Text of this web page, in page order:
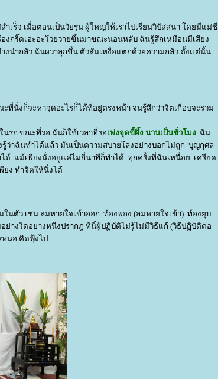
ำเร็จ เมื่อตอนเป็นวัยรุ่น ผู้ใหญ่ให้เราไปเรียนวิปัสสนา โดยมีแม่ชี
กรี๊ดเอะอะโวยวายขึ้นมาขณะนอนหลับ ฉันรู้สึกเหมือนมีเสียง
งน่ากลัว ฉันผวาลุกขึ้น ตัวสั่นเหงื่อแตกด้วยความกลัว ตั้งแต่นั้น
นั่งก็จะหาจุดอะไรก็ได้ที่อยู่ตรงหน้า จนรู้สึกว่าจิตเกือบจะรวม
รถ ขณะที่รอ ฉันก็ใช้เวลาที่รอเพ่งจุดขี้ผึ้ง นานเป็นชั่วโมง ฉัน
ว่าฉันทำได้แล้ว มันเป็นความสบายโล่งอย่างบอกไม่ถูก บุญกุศล
ด้ แม้เพียงนั่งอยู่แค่ไม่กี่นาทีก็ทำได้ ทุกครั้งที่ฉันเหนื่อย เครียด
ยง ทำจิตให้นิ่งได้
นตัว เช่น ลมหายใจเข้าออก ท้องพอง (ลมหายใจเข้า) ท้องยุบ
ย่างใดอย่างหนึ่งปรากฎ ทีนี้ผู้ปฏิบัติไม่รู้ไม่มีวิธีแก้ (วิธีปฏิบัติต่อ
หนอ คิดฟุ้งไป